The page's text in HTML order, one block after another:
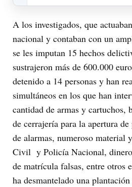
A los investigados, que
nacional y contaban con un
se les imputan 15 hechos
sustrajeron más de 600.000
detenido a 14 personas y han
simultáneos en los que han
cantidad de armas y cartuchos,
de cerrajería para la apertura
de alarmas, numeroso material
Civil y Policía Nacional,
de matrícula falsas, entre otros
ha desmantelado una